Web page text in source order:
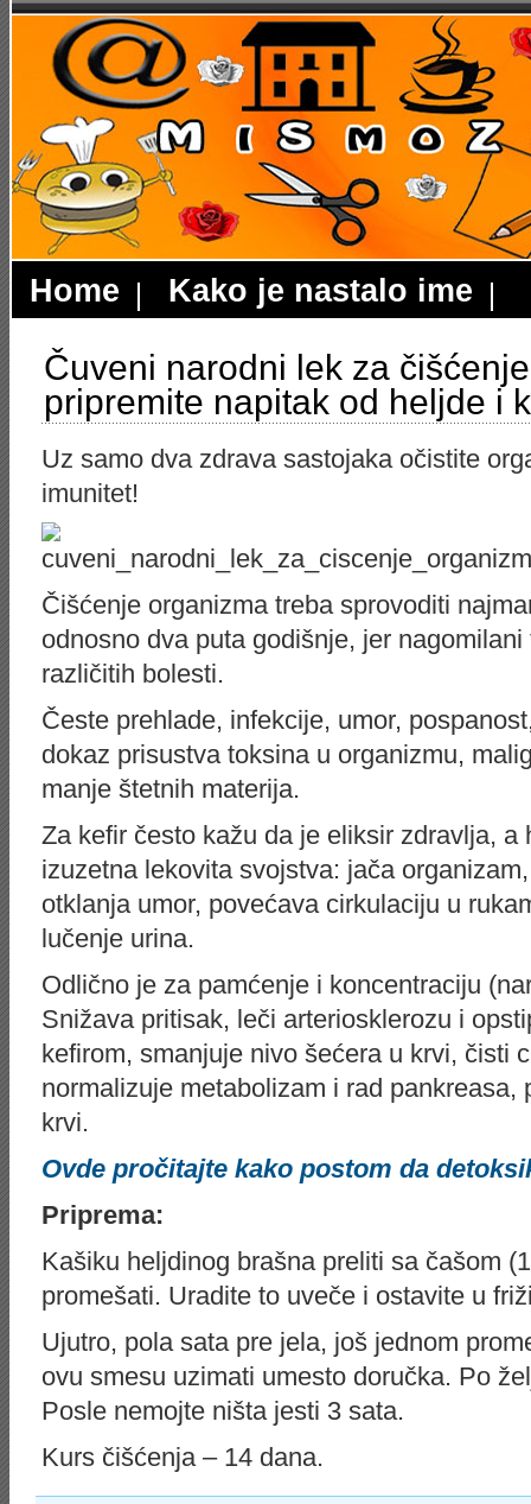
Home Kako je nastalo ime
Čuveni narodni lek za
pripremite napitak od heljde i
Uz samo dva zdrava sastojaka očistite
imunitet!
Čišćenje organizma treba sprovoditi
odnosno dva puta godišnje, jer
različitih bolesti.
Česte prehlade, infekcije, umor,
dokaz prisustva toksina u organizmu,
manje štetnih materija.
Za kefir često kažu da je eliksir zdravlja, a
izuzetna lekovita svojstva: jača
otklanja umor, povećava cirkulaciju u
lučenje urina.
Odlično je za pamćenje i koncentraciju
Snižava pritisak, leči arteriosklerozu i
kefirom, smanjuje nivo šećera u krvi, čisti
normalizuje metabolizam i rad pankreasa,
krvi.
Ovde pročitajte kako postom da
Priprema:
Kašiku heljdinog brašna preliti sa čašom
promešati. Uradite to uveče i ostavite u
Ujutro, pola sata pre jela, još jednom
ovu smesu uzimati umesto doručka. Po
Posle nemojte ništa jesti 3 sata.
Kurs čišćenja – 14 dana.